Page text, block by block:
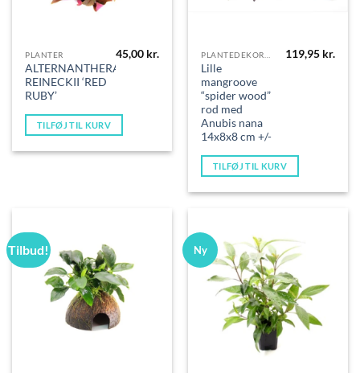
PLANTER
ALTERNANTHERA
REINECKII ‘RED
RUBY’
45,00 kr.
TILFØJ TIL KURV
Lille
mangroove
“spider wood”
rod med
Anubis nana
14x8x8 cm +/-
119,95 kr.
TILFØJ TIL KURV
Tilbud! Ny